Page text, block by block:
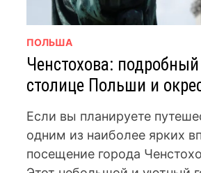
ПОЛЬША
Ченстохова:
столице Польши и
Если вы планируете
одним из наиболее ярких
посещение города